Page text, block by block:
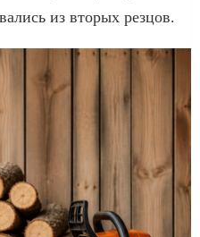
из вторых резцов.